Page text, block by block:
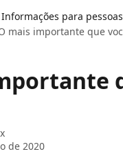
Informações para
mais importante que
de 2020